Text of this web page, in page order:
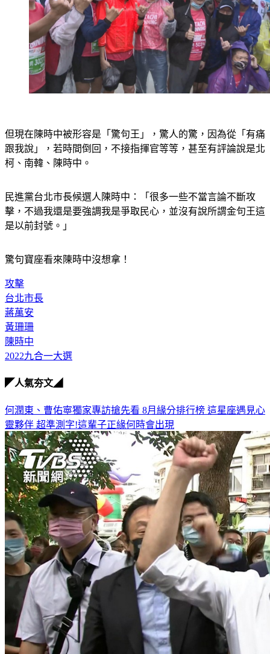
但現在陳時中被形容是「驚句王」，驚人的驚，因為從「有痛
跟我說」，若時間倒回，不接指揮官等等，甚至有評論說是北
柯、南韓、陳時中。
民進黨台北市長候選人陳時中：「很多一些不當言論不斷攻
擊，不過我還是要強調我是爭取民心，並沒有說所謂金句王這
是以前封號。」
驚句寶座看來陳時中沒想拿！
攻擊
台北市長
蔣萬安
黃珊珊
陳時中
2022九合一大選
◤人氣夯文◢
何潤東、曹佑寧獨家專訪搶先看 8月緣分排行榜 這星座遇見心
靈夥伴 超準測字!這輩子正緣何時會出現